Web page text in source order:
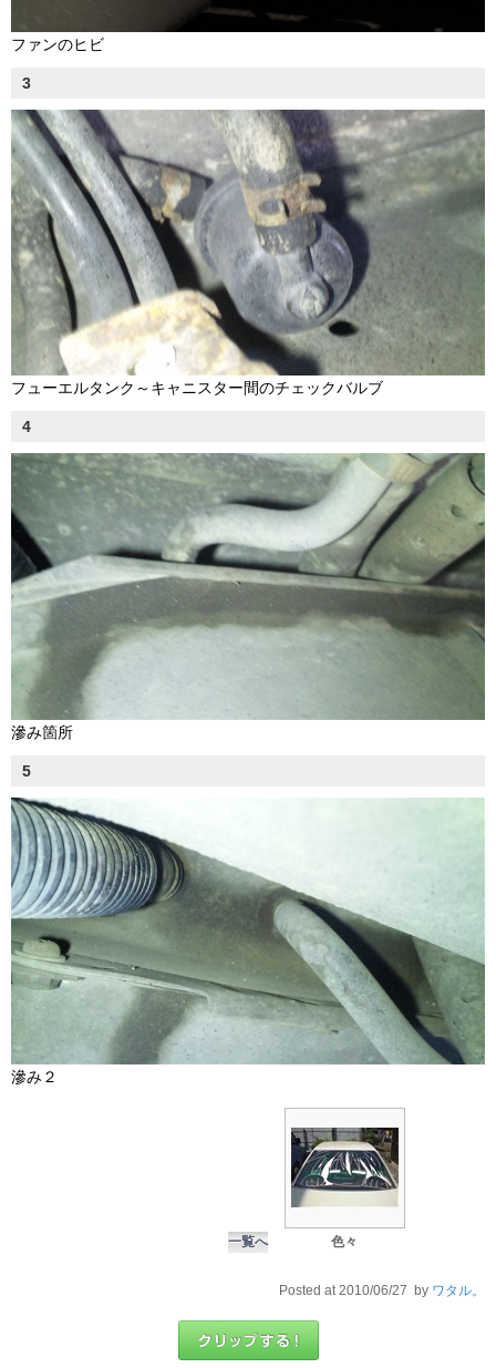
ファンのヒビ
3
フューエルタンク～キャニスター間のチェックバルブ
4
滲み箇所
5
滲み２
一覧へ 色々
Posted at 2010/06/27 by ワタル。